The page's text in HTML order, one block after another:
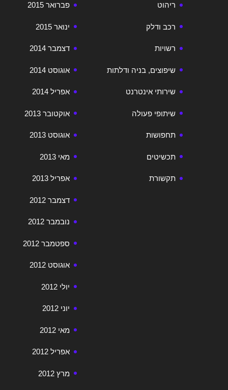
פברואר 2015
ינואר 2015
דצמבר 2014
אוגוסט 2014
אפריל 2014
אוקטובר 2013
אוגוסט 2013
מאי 2013
אפריל 2013
דצמבר 2012
נובמבר 2012
ספטמבר 2012
אוגוסט 2012
יולי 2012
יוני 2012
מאי 2012
אפריל 2012
מרץ 2012
ריהוט
רכב ודלק
רשויות
שיפוצים, בניה ודלתות
שירותי אינטרנט
שיתופי פעולה
תחפושות
תכשיטים
תקשורת